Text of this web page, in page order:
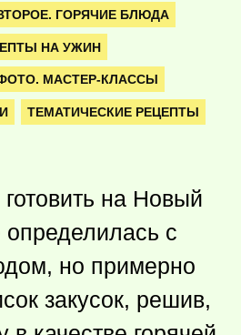
ГОРЯЧИЕ БЛЮДА
НА УЖИН
МАСТЕР-КЛАССЫ
ТЕМАТИЧЕСКИЕ РЕЦЕПТЫ
на Новый
с
но примерно
закусок, решив,